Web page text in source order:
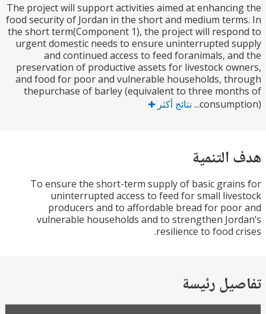
The project will support activities aimed at
food security of Jordan in the short and medium
the short term(Component 1), the project will
urgent domestic needs to ensure uninterrupted
and continued access to feed foranimals,
preservation of productive assets for livestock
and food for poor and vulnerable households,
thepurchase of barley (equivalent to three
نتائج أكثر
To ensure the short-term supply of basic
uninterrupted access to feed for small
producers and to affordable bread for
vulnerable households and to strengthen
resilience to food
رئيسة